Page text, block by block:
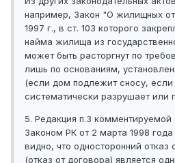
например, Закон "О жилищных
1997 г., в ст. 103 которого
найма жилища из
может быть расторгнут по
лишь по основаниям,
(если дом подлежит сносу, если
систематически разрушает или
5. Редакция п.3 комментируемой
Законом РК от 2 марта 1998
видно, что односторонний отказ
(отказ от договора) является